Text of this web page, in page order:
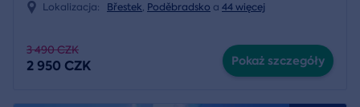
Lokalizacja: Břestek, Poděbradsko a 44 więcej
3 490 CZK
2 950 CZK Pokaż szczegóły